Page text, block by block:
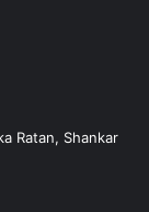
Ratan, Shankar